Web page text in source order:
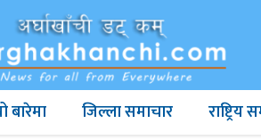
बारेमा जिल्ला समाचार राष्ट्रिय